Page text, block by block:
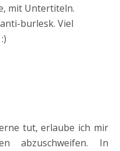
mit Untertiteln.
burlesk. Viel
tut, erlaube ich mir
abzuschweifen. In